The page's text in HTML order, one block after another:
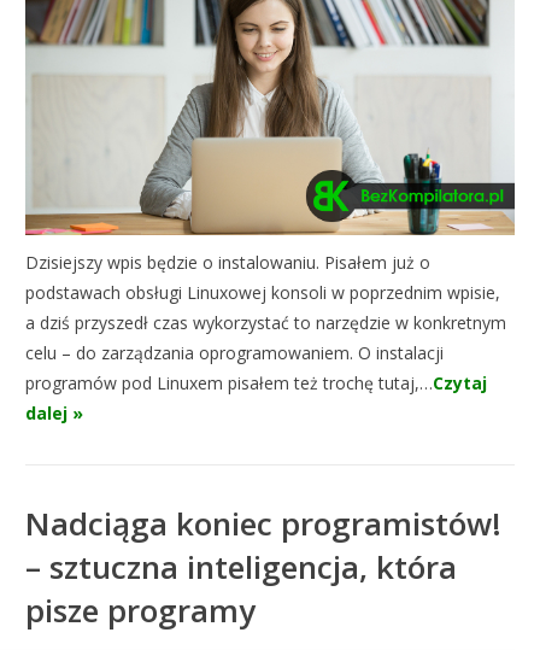
Dzisiejszy wpis będzie o instalowaniu. Pisałem już o
podstawach obsługi Linuxowej konsoli w poprzednim wpisie,
a dziś przyszedł czas wykorzystać to narzędzie w konkretnym
celu – do zarządzania oprogramowaniem. O instalacji
programów pod Linuxem pisałem też trochę tutaj,…Czytaj
dalej »
Nadciąga koniec programistów!
– sztuczna inteligencja, która
pisze programy